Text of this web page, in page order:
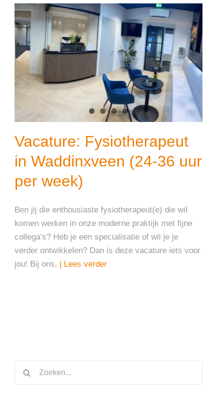
Vacature: Fysiotherapeut
in Waddinxveen (24-36 uur
per week)
Ben jij die enthousiaste fysiotherapeut(e) die wil
komen werken in onze moderne praktijk met fijne
collega’s? Heb je een specialisatie of wil je je
verder ontwikkelen? Dan is deze vacature iets voor
jou! Bij ons,
| Lees verder